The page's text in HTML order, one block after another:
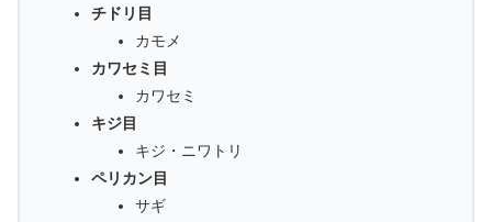
チドリ目
カモメ
カワセミ目
カワセミ
キジ目
キジ・ニワトリ
ペリカン目
サギ